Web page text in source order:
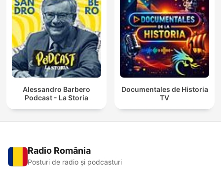
Alessandro Barbero
Podcast - La Storia
Documentales de Historia
TV
Radio România
Posturi de radio și podcasturi